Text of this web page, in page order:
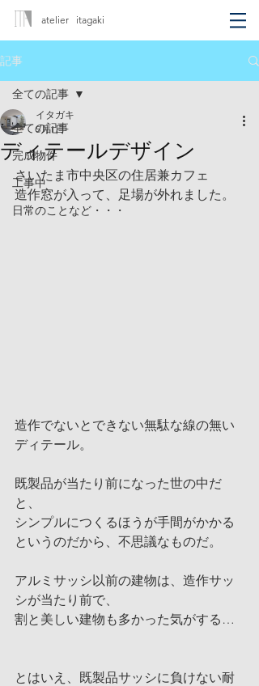
atelier itagaki
記事
全ての記事
完成物件
工事中
日常のことなど・・・
全ての記事
ディテールデザイン
イタガキ
5月1日
さいたま市中央区の住居兼カフェ
造作窓が入って、足場が外れました。
造作でないとできない無駄な線の無い
ディテール。
既製品が当たり前になった世の中だ
と、
シンプルにつくるほうが手間がかかる
というのだから、不思議なものだ。
アルミサッシ以前の建物は、造作サッ
シが当たり前で、
割と美しい建物も多かった気がする…
とはいえ、既製品サッシに負けない耐